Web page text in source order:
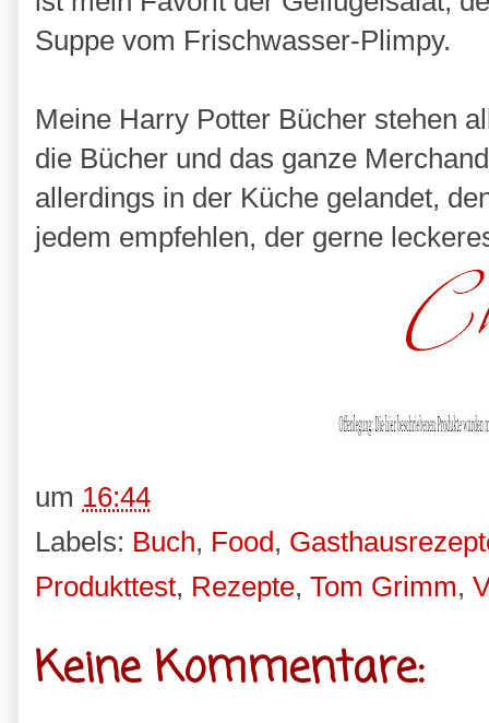
Suppe vom Frischwasser-Plimpy.
Meine Harry Potter Bücher stehen
die Bücher und das ganze
allerdings in der Küche gelandet,
jedem empfehlen, der gerne
um 16:44
Labels: Buch, Food,
Produkttest, Rezepte, Tom Grimm,
Keine Kommentare: